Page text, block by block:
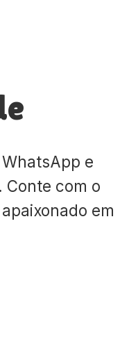
e
Conte com o
em